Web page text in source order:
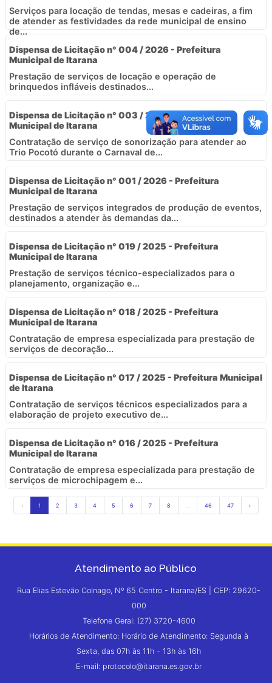
Serviços para locação de tendas, mesas e cadeiras, a fim
de atender as festividades da rede municipal de ensino
de...
Dispensa de Licitação n° 004 / 2026 - Prefeitura
Municipal de Itarana
Prestação de serviços de locação e operação de
brinquedos infláveis destinados...
Dispensa de Licitação n° 003 / 2026 - Prefeitura
Municipal de Itarana
Contratação de serviço de sonorização para atender ao
Trio Pocotó durante o Carnaval de...
Dispensa de Licitação n° 001 / 2026 - Prefeitura
Municipal de Itarana
Prestação de serviços integrados de produção de eventos,
destinados a atender às demandas da...
Dispensa de Licitação n° 019 / 2025 - Prefeitura
Municipal de Itarana
Prestação de serviços técnico-especializados para o
planejamento, organização e...
Dispensa de Licitação n° 018 / 2025 - Prefeitura
Municipal de Itarana
Contratação de empresa especializada para prestação de
serviços de decoração...
Dispensa de Licitação n° 017 / 2025 - Prefeitura Municipal
de Itarana
Contratação de serviços técnicos especializados para a
elaboração de projeto executivo de...
Dispensa de Licitação n° 016 / 2025 - Prefeitura
Municipal de Itarana
Contratação de empresa especializada para prestação de
serviços de microchipagem e...
‹ 1 2 3 4 5 6 7 8 46 47 ›
Atendimento ao Público
Rua Elias Estevão Colnago, Nº 65 Centro - Itarana/ES | CEP: 29620-
000
Telefone Geral: (27) 3720-4600
Horários de Atendimento: Horário de Atendimento: Segunda à
Sexta, das 07h às 11h - 13h às 16h
E-mail: protocolo@itarana.es.gov.br